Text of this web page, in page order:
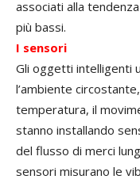
associati alla
più bassi.
I sensori
Gli oggetti intelligenti
l’ambiente
temperatura, il
stanno installando
del flusso di merci
sensori misurano le